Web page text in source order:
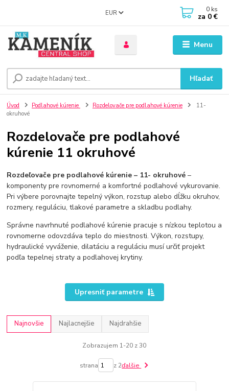
Menu
EUR
Hľadať
0 ks
za 0 €
Úvod Podlahové kúrenie Rozdelovače pre podlahové kúrenie
11-
okruhové
Rozdelovače pre podlahové
kúrenie 11 okruhové
Rozdeľovače pre podlahové kúrenie – 11- okruhové –
komponenty pre rovnomerné a komfortné podlahové vykurovanie.
Pri výbere porovnajte tepelný výkon, rozstup alebo dĺžku okruhov,
rozmery, reguláciu, tlakové parametre a skladbu podlahy.
Správne navrhnuté podlahové kúrenie pracuje s nízkou teplotou a
rovnomerne odovzdáva teplo do miestnosti. Výkon, rozstupy,
hydraulické vyváženie, dilatáciu a reguláciu musí určiť projekt
podľa tepelnej straty a podlahovej krytiny.
Upresniť parametre
Najnovšie Najlacnejšie Najdrahšie
Zobrazujem 1-20 z 30
strana z 2ďalšie